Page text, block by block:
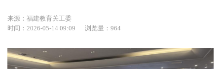
来源：福建教育关工委
时间：2026-05-14 09:09
浏览量：964